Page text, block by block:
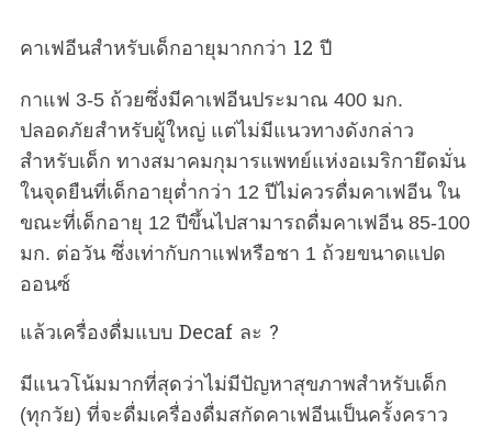
คาเฟอีนสำหรับเด็กอายุมากกว่า 12 ปี
กาแฟ 3-5 ถ้วยซึ่งมีคาเฟอีนประมาณ 400 มก.
ปลอดภัยสำหรับผู้ใหญ่ แต่ไม่มีแนวทางดังกล่าว
สำหรับเด็ก ทางสมาคมกุมารแพทย์แห่งอเมริกายึดมั่น
ในจุดยืนที่เด็กอายุต่ำกว่า 12 ปีไม่ควรดื่มคาเฟอีน ใน
ขณะที่เด็กอายุ 12 ปีขึ้นไปสามารถดื่มคาเฟอีน 85-100
มก. ต่อวัน ซึ่งเท่ากับกาแฟหรือชา 1 ถ้วยขนาดแปด
ออนซ์
แล้วเครื่องดื่มแบบ Decaf ละ ?
มีแนวโน้มมากที่สุดว่าไม่มีปัญหาสุขภาพสำหรับเด็ก
(ทุกวัย) ที่จะดื่มเครื่องดื่มสกัดคาเฟอีนเป็นครั้งคราว